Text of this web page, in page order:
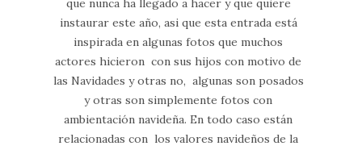
que nunca ha llegado a hacer y que quiere
instaurar este año, asi que esta entrada está
inspirada en algunas fotos que muchos
actores hicieron con sus hijos con motivo de
las Navidades y otras no, algunas son posados
y otras son simplemente fotos con
ambientación navideña. En todo caso están
relacionadas con los valores navideños de la